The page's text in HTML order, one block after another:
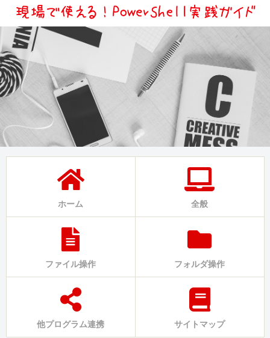
ホーム 全般
ファイル操作 フォルダ操作
他プログラム連携 サイトマップ